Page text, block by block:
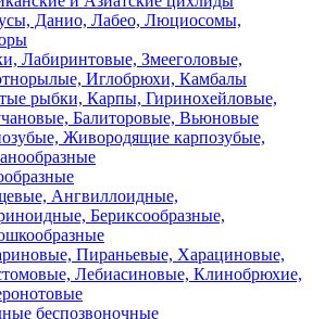
Данио, Лабео, Люциосомы,
Лабиринтовые, Змееголовые,
Иглобрюхи, Камбалы
рыбки, Карпы, Гиринохейловые,
Балиторовые, Вьюновые
Живородящие карпозубые,
Ангвиллоидные,
Бериксообразные,
Пираньевые, Харациновые,
Лебиасиновые, Клинобрюхие,
беспозвоночные